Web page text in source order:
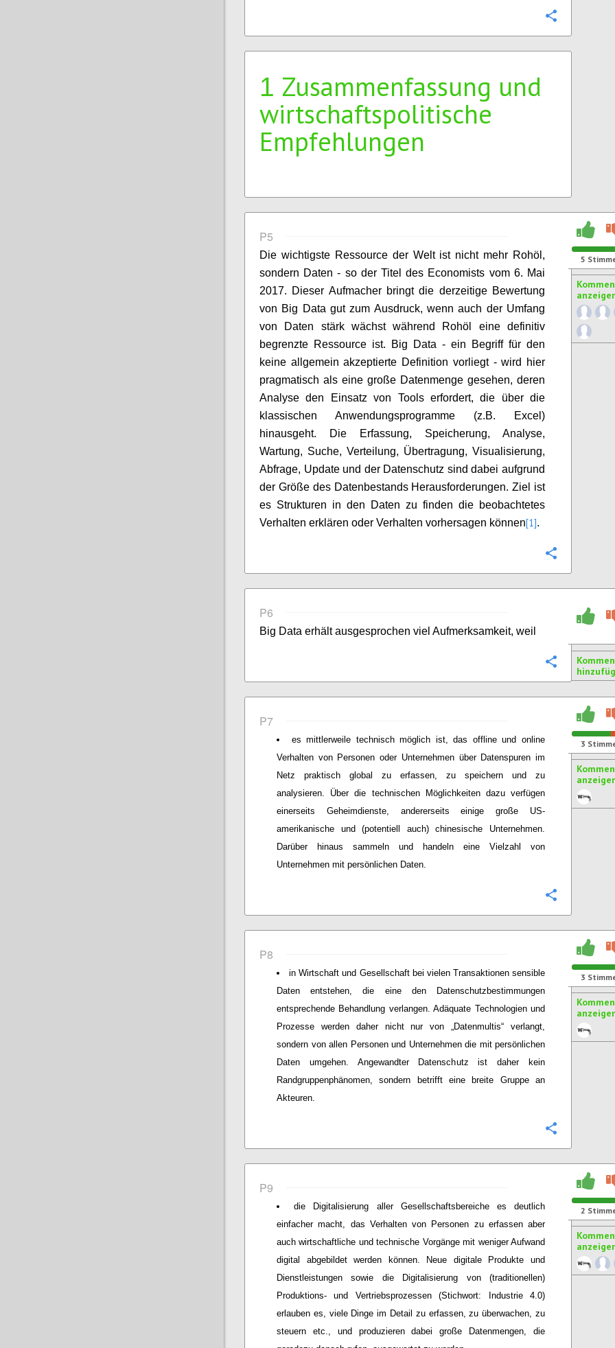
1 Zusammenfassung und
wirtschaftspolitische
Empfehlungen
P5
Die wichtigste Ressource der Welt ist nicht mehr Rohöl,
sondern Daten - so der Titel des Economists vom 6. Mai
2017. Dieser Aufmacher bringt die derzeitige Bewertung
von Big Data gut zum Ausdruck, wenn auch der Umfang
von Daten stärk wächst während Rohöl eine definitiv
begrenzte Ressource ist. Big Data - ein Begriff für den
keine allgemein akzeptierte Definition vorliegt - wird hier
pragmatisch als eine große Datenmenge gesehen, deren
Analyse den Einsatz von Tools erfordert, die über die
klassischen Anwendungsprogramme (z.B. Excel)
hinausgeht. Die Erfassung, Speicherung, Analyse,
Wartung, Suche, Verteilung, Übertragung, Visualisierung,
Abfrage, Update und der Datenschutz sind dabei aufgrund
der Größe des Datenbestands Herausforderungen. Ziel ist
es Strukturen in den Daten zu finden die beobachtetes
Verhalten erklären oder Verhalten vorhersagen können[1].
5
P6
Big Data erhält ausgesprochen viel Aufmerksamkeit, weil
P7
es mittlerweile technisch möglich ist, das offline und online
Verhalten von Personen oder Unternehmen über Datenspuren im
Netz praktisch global zu erfassen, zu speichern und zu
analysieren. Über die technischen Möglichkeiten dazu verfügen
einerseits Geheimdienste, andererseits einige große US-
amerikanische und (potentiell auch) chinesische Unternehmen.
Darüber hinaus sammeln und handeln eine Vielzahl von
Unternehmen mit persönlichen Daten.
3
P8
in Wirtschaft und Gesellschaft bei vielen Transaktionen sensible
Daten entstehen, die eine den Datenschutzbestimmungen
entsprechende Behandlung verlangen. Adäquate Technologien und
Prozesse werden daher nicht nur von „Datenmultis“ verlangt,
sondern von allen Personen und Unternehmen die mit persönlichen
Daten umgehen. Angewandter Datenschutz ist daher kein
Randgruppenphänomen, sondern betrifft eine breite Gruppe an
Akteuren.
3
P9
die Digitalisierung aller Gesellschaftsbereiche es deutlich
einfacher macht, das Verhalten von Personen zu erfassen aber
auch wirtschaftliche und technische Vorgänge mit weniger Aufwand
digital abgebildet werden können. Neue digitale Produkte und
Dienstleistungen sowie die Digitalisierung von (traditionellen)
Produktions- und Vertriebsprozessen (Stichwort: Industrie 4.0)
erlauben es, viele Dinge im Detail zu erfassen, zu überwachen, zu
steuern etc., und produzieren dabei große Datenmengen, die
2